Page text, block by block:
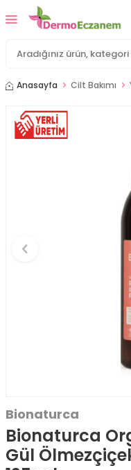
Anasayfa Cilt Bakımı
Bionaturca
Bionaturca
Gül